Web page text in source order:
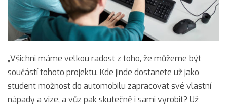
„Všichni máme velkou radost z toho, že můžeme být
součástí tohoto projektu. Kde jinde dostanete už jako
student možnost do automobilu zapracovat své vlastní
nápady a vize, a vůz pak skutečně i sami vyrobit? Už